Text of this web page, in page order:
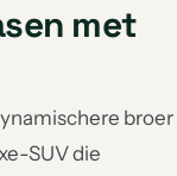
met
broer
SUV die